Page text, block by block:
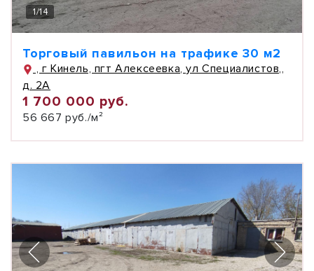
1/14
Торговый павильон на трафике 30 м2
, г Кинель, пгт Алексеевка, ул Специалистов,,
д. 2А
1 700 000 руб.
56 667 руб./м²